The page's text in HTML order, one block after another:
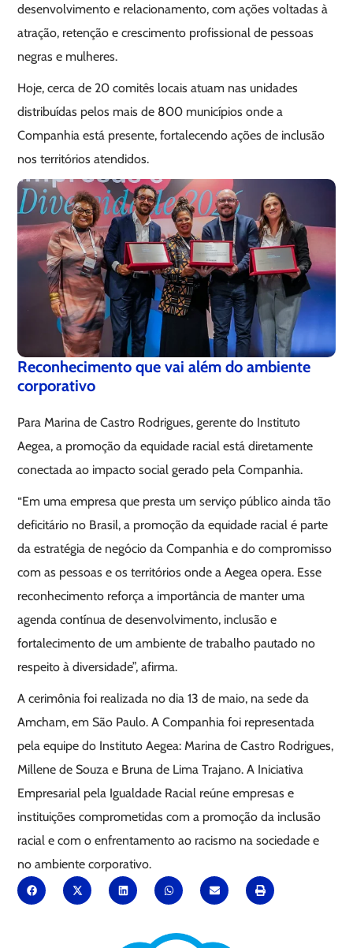
desenvolvimento e relacionamento, com ações voltadas à
atração, retenção e crescimento profissional de pessoas
negras e mulheres.
Hoje, cerca de 20 comitês locais atuam nas unidades
distribuídas pelos mais de 800 municípios onde a
Companhia está presente, fortalecendo ações de inclusão
nos territórios atendidos.
Reconhecimento que vai além do ambiente
corporativo
Para Marina de Castro Rodrigues, gerente do Instituto
Aegea, a promoção da equidade racial está diretamente
conectada ao impacto social gerado pela Companhia.
“Em uma empresa que presta um serviço público ainda tão
deficitário no Brasil, a promoção da equidade racial é parte
da estratégia de negócio da Companhia e do compromisso
com as pessoas e os territórios onde a Aegea opera. Esse
reconhecimento reforça a importância de manter uma
agenda contínua de desenvolvimento, inclusão e
fortalecimento de um ambiente de trabalho pautado no
respeito à diversidade”, afirma.
A cerimônia foi realizada no dia 13 de maio, na sede da
Amcham, em São Paulo. A Companhia foi representada
pela equipe do Instituto Aegea: Marina de Castro Rodrigues,
Millene de Souza e Bruna de Lima Trajano. A Iniciativa
Empresarial pela Igualdade Racial reúne empresas e
instituições comprometidas com a promoção da inclusão
racial e com o enfrentamento ao racismo na sociedade e
no ambiente corporativo.